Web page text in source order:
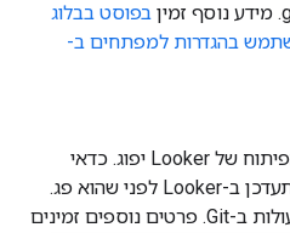
בפוסט בבלוג
בהגדרות למפתחים ב-
יכול להיות שתוקף של אסימוני גישה אישיים או פרטי כניסה שהוגדרו בסביבת הפיתוח של Looker יפוג. כדאי
לעקוב אחרי תאריכי התפוגה של אסימון הגישה האישי ל-Git כדי לוודא שהוא מתעדכן ב-Looker לפני שהוא פג.
אם לא תעדכנו את טוקן הגישה האישי, עלולות להתרחש שגיאות כשמבצעים פעולות ב-Git. פרטים נוספים זמינים